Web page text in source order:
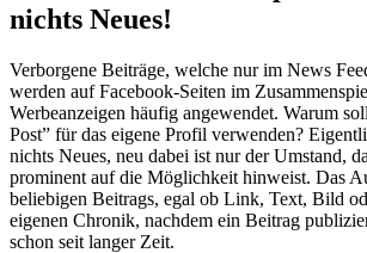
nichts Neues!
Verborgene Beiträge, welche nur im News
werden auf Facebook-Seiten im
Werbeanzeigen häufig angewendet. Warum
Post” für das eigene Profil verwenden?
nichts Neues, neu dabei ist nur der Umstand,
prominent auf die Möglichkeit hinweist. Das
beliebigen Beitrags, egal ob Link, Text, Bild
eigenen Chronik, nachdem ein Beitrag
schon seit langer Zeit.